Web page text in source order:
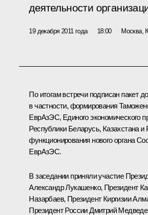
деятельности
19 декабря 2011 года 18:00 Москва,
По итогам встречи подписан пакет
в частности, формирования
ЕврАзЭС, Единого экономического
Республики Беларусь, Казахстана и
функционирования нового органа
ЕврАзЭС.
В заседании приняли участие
Александр Лукашенко, Президент
Назарбаев, Президент Киргизии
Президент России Дмитрий